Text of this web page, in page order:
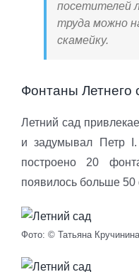
посетителей
труда можно
скамейку.
Фонтаны Летнего
Летний сад
и задумывал Петр
построено 20
появилось больше 50
Фото: © Татьяна Кручинина